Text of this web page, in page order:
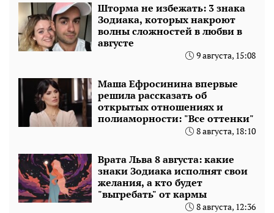
Шторма не избежать: 3 знака
Зодиака, которых накроют
волны сложностей в любви в
августе
9 августа, 15:08
Маша Ефросинина впервые
решила рассказать об
открытых отношениях и
полиаморности: "Все оттенки"
8 августа, 18:10
Врата Льва 8 августа: какие
знаки Зодиака исполнят свои
желания, а кто будет
"выгребать" от кармы
8 августа, 12:36